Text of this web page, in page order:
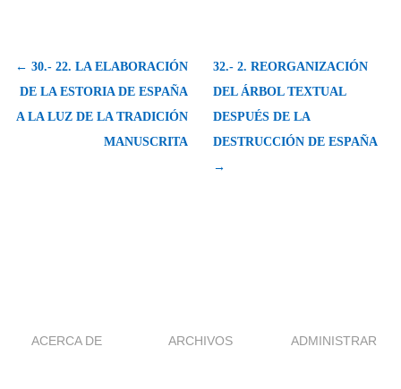
← 30.- 22. LA ELABORACIÓN
DE LA ESTORIA DE ESPAÑA
A LA LUZ DE LA TRADICIÓN
MANUSCRITA
32.- 2. REORGANIZACIÓN
DEL ÁRBOL TEXTUAL
DESPUÉS DE LA
DESTRUCCIÓN DE ESPAÑA
→
ACERCA DE ARCHIVOS ADMINISTRAR